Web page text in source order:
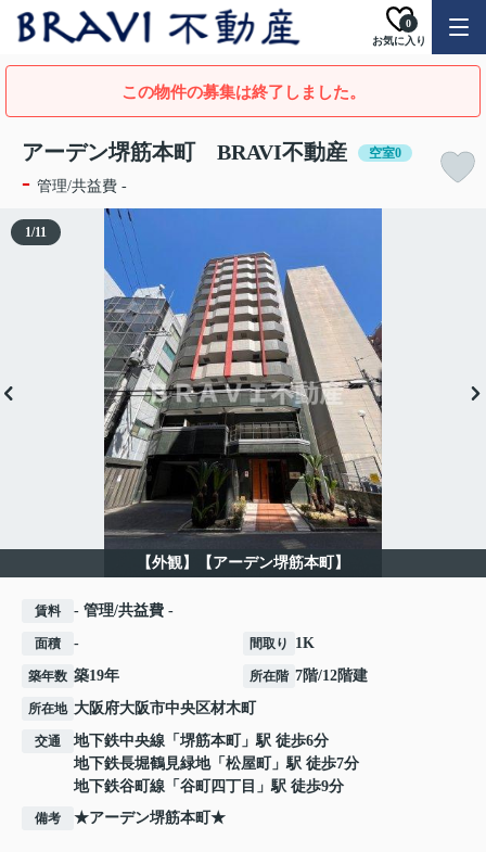
お気に入り
0
この物件の募集は終了しました。
アーデン堺筋本町 BRAVI不動産 空室0
- 管理/共益費 -
【外観】【アーデン堺筋本町】
1/11
賃料 - 管理/共益費 -
面積 - 間取り 1K
築年数 築19年 所在階 7階/12階建
所在地 大阪府大阪市中央区材木町
交通 地下鉄中央線 「 堺筋本町
」駅 徒歩6分
地下鉄長堀鶴見緑地「 松屋町
」駅 徒歩7分
地下鉄谷町線 「 谷町四丁目 」駅 徒歩9分
備考 ★アーデン堺筋本町★